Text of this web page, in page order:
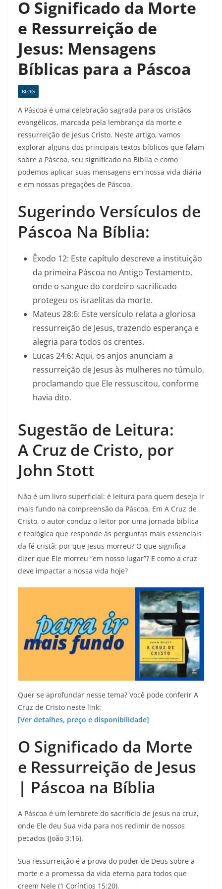
O Significado da Morte
e Ressurreição de
Jesus: Mensagens
Bíblicas para a Páscoa
BLOG
A Páscoa é uma celebração sagrada para os cristãos
evangélicos, marcada pela lembrança da morte e
ressurreição de Jesus Cristo. Neste artigo, vamos
explorar alguns dos principais textos bíblicos que falam
sobre a Páscoa, seu significado na Bíblia e como
podemos aplicar suas mensagens em nossa vida diária
e em nossas pregações de Páscoa.
Sugerindo Versículos de
Páscoa Na Bíblia:
Êxodo 12: Este capítulo descreve a instituição
da primeira Páscoa no Antigo Testamento,
onde o sangue do cordeiro sacrificado
protegeu os israelitas da morte.
Mateus 28:6: Este versículo relata a gloriosa
ressurreição de Jesus, trazendo esperança e
alegria para todos os crentes.
Lucas 24:6: Aqui, os anjos anunciam a
ressurreição de Jesus às mulheres no túmulo,
proclamando que Ele ressuscitou, conforme
havia dito.
Sugestão de Leitura:
A Cruz de Cristo, por
John Stott
Não é um livro superficial: é leitura para quem deseja ir
mais fundo na compreensão da Páscoa. Em A Cruz de
Cristo, o autor conduz o leitor por uma jornada bíblica
e teológica que responde às perguntas mais essenciais
da fé cristã: por que Jesus morreu? O que significa
dizer que Ele morreu “em nosso lugar”? E como a cruz
deve impactar a nossa vida hoje?
Quer se aprofundar nesse tema? Você pode conferir A
Cruz de Cristo neste link:
[Ver detalhes, preço e disponibilidade]
O Significado da Morte
e Ressurreição de Jesus
| Páscoa na Bíblia
A Páscoa é um lembrete do sacrifício de Jesus na cruz,
onde Ele deu Sua vida para nos redimir de nossos
pecados (João 3:16).
Sua ressurreição é a prova do poder de Deus sobre a
morte e a promessa da vida eterna para todos que
creem Nele (1 Coríntios 15:20).